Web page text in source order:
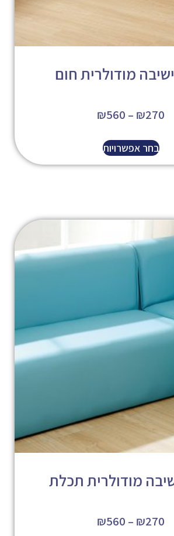
מודולרית חום
₪270
–
₪560
בחר אפשרויות
מודולרית תכלת
₪270
–
₪560